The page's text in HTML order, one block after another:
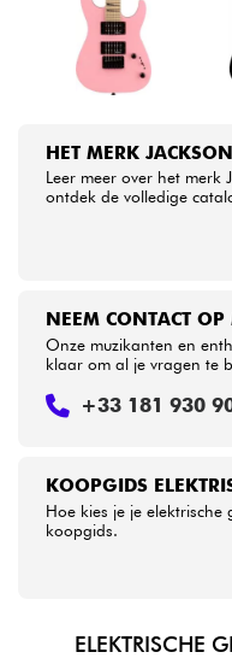
HiFi
Sets
HET MERK JACKSON
Leer meer over het merk
ontdek de volledige
KOOPGIDS
Hoe kies je je
koopgids.
NEEM CONTACT
Onze muzikanten en
klaar om al je vragen te
+33 181 930
ELEKTRISCHE